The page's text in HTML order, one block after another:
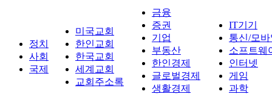
정치
사회
국제
미국교회
한인교회
한국교회
세계교회
교회주소록
금융
증권
기업
부동산
한인경제
글로벌경제
생활경제
IT기기
통신/모
소프트웨
인터넷
게임
과학